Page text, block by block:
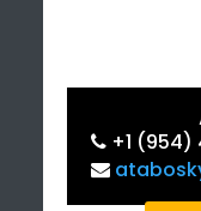
+1 (954)